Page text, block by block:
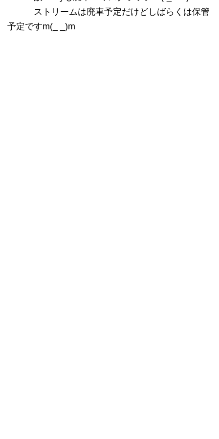
ストリームは廃車予定だけどしばらくは保管
予定ですm(_ _)m